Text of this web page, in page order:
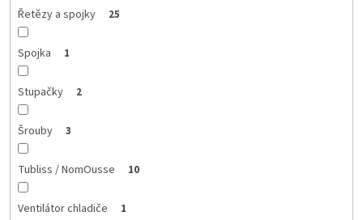
Řetězy a spojky 25
Spojka 1
Stupačky 2
Šrouby 3
Tubliss / NomOusse 10
Ventilátor chladiče 1